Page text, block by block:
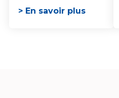
> En savoir plus